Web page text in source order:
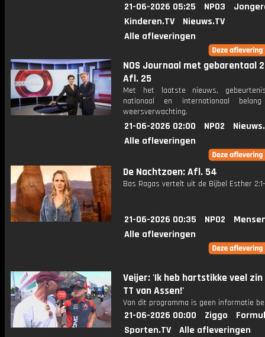
21-06-2026 05:25 NPO3
Kinderen.TV
Nieuws.TV
Alle afleveringen
NOS Journaal met gebarentaal
Afl. 25
Met het laatste nieuws,
nationaal en internationaal
weersverwachting.
21-06-2026 02:00 NPO2
Alle afleveringen
De Nachtzoen: Afl. 54
Bas Ragas vertelt uit de Bijbel Esther
21-06-2026 00:35 NPO2
Alle afleveringen
Veijer: 'Ik heb hartstikke veel zin
TT van Assen!'
Van dit programma is geen informatie
21-06-2026 00:00 Ziggo
Sporten.TV
Alle afleveringen